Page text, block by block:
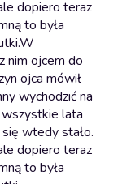
dopiero teraz
to była
W
nim ojcem do
ojca mówił
wychodzić na
lata
wtedy stało.
dopiero teraz
to była